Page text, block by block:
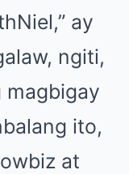
ay
ngiti,
magbigay
ito,
at